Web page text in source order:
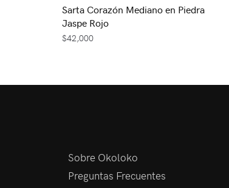
Sarta Corazón Mediano en Piedra
Jaspe Rojo
$42,000
Sobre Okoloko
Preguntas Frecuentes